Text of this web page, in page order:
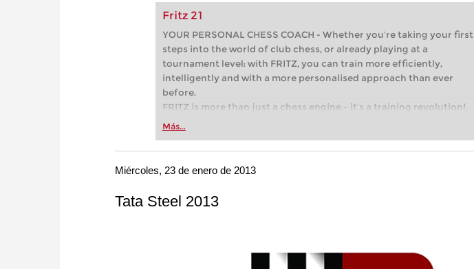
Fritz 21
YOUR PERSONAL CHESS COACH - Whether you’re taking your first
steps into the world of club chess, or already playing at a
tournament level: with FRITZ, you can train more efficiently,
intelligently and with a more personalised approach than ever
before.
FRITZ is more than just a chess engine – it’s a training revolution!
Whether you’re taking your first steps into the world of club chess,
more efficiently, intelligently and with a more personalised
approach than ever before.
Más...
Miércoles, 23 de enero de 2013
Tata Steel 2013